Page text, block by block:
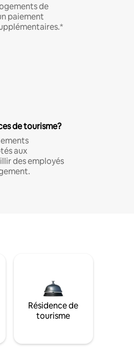
de
paiement
de tourisme?
aux
des employés
Résidence de
tourisme